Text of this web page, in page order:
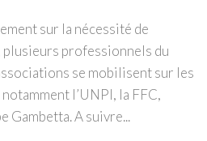
sur la nécessité de
plusieurs professionnels du
se mobilisent sur les
l’UNPI, la FFC,
Gambetta. A suivre...